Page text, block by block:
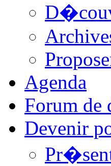
Agenda
Forum de
Devenir